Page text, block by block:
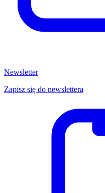
Newsletter
Zapisz się do newslettera